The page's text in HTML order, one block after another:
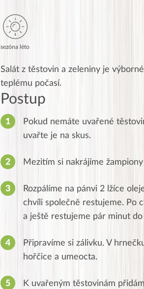
sezóna léto
Salát z těstovin a zeleniny je
teplému počasí.
Postup
Pokud nemáte uvařené
uvařte je na skus.
Mezitím si nakrájíme
Rozpálíme na pánvi 2 lžíce
chvíli společně restujeme. Po
a ještě restujeme pár minut
Připravíme si zálivku. V
hořčice a umeocta.
K uvařeným těstovinám